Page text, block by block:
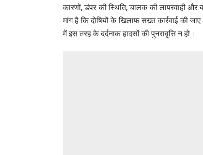
कारणों, डंपर की स्थिति, चालक की लापरवाही और
मांग है कि दोषियों के खिलाफ सख्त कार्रवाई की जाए
में इस तरह के दर्दनाक हादसों की पुनरावृत्ति न हो।